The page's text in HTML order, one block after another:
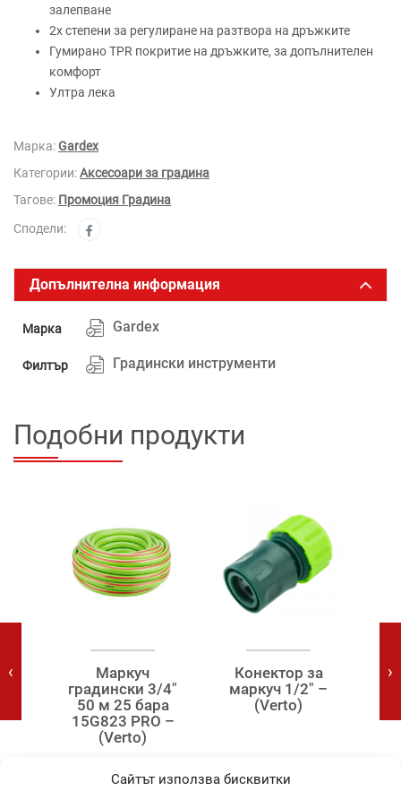
Сайтът използва бисквитки
залепване
2х степени за регулиране на разтвора на дръжките
Гумирано TPR покритие на дръжките, за допълнителен
комфорт
Ултра лека
Марка:Gardex
Категории:Аксесоари за градина
Тагове: Промоция Градина
Сподели:
Допълнителна информация
Марка Gardex
Филтър Градински инструменти
Подобни продукти
Маркуч
градински 3/4″
50 м 25 бара
15G823 PRO –
(Verto)
Конектор за
маркуч 1/2″ –
(Verto)
‹ ›